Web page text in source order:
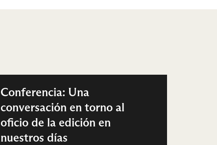
Conferencia: Una
conversación en torno al
oficio de la edición en
nuestros días